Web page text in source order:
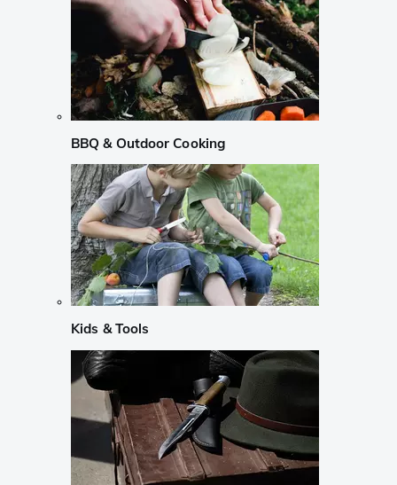
BBQ & Outdoor Cooking
Kids & Tools